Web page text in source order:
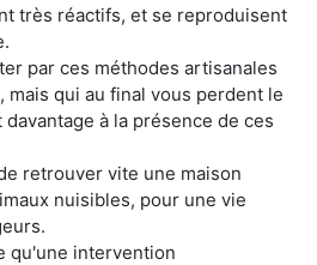
très réactifs, et se reproduisent
par ces méthodes artisanales
mais qui au final vous perdent le
à la présence de ces
retrouver vite une maison
nuisibles, pour une vie
qu'une intervention